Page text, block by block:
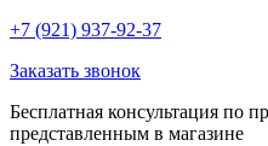
+7 (921) 937-92-37
Заказать звонок
Бесплатная консультация по
представленным в магазине